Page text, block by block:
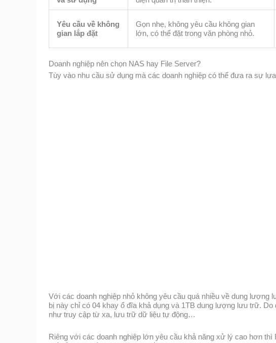
Yêu cầu về không
gian lắp đặt
Gọn nhẹ, không yêu cầu không gian
lớn, có thể đặt trong văn phòng nhỏ.
Doanh nghiệp nên chọn NAS hay File Server?
Tùy vào nhu cầu sử dụng mà các doanh nghiệp có thể đưa ra sự
Với các doanh nghiệp nhỏ không yêu cầu quá nhiều về dung
bị này chỉ có 04 khay ổ đĩa khả dụng và 1TB dung lượng lưu trữ.
như truy cập từ xa, lưu trữ dữ liệu tự động…
Riêng với các doanh nghiệp lớn yêu cầu khả năng xử lý cao hơn